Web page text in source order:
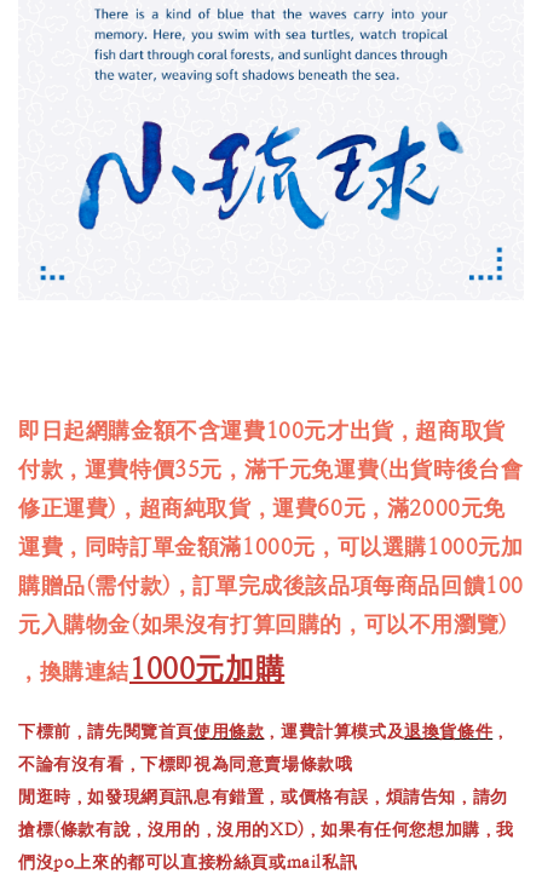
即日起網購金額不含運費100元才出貨，超商取貨
付款，運費特價35元，滿千元免運費(出貨時後台會
修正運費)，超商純取貨，運費60元，滿2000元免
運費，同時訂單金額滿1000元，可以選購1000元加
購贈品(需付款)，訂單完成後該品項每商品回饋100
元入購物金(如果沒有打算回購的，可以不用瀏覽)
，換購連結1000元加購
下標前，請先閱覽首頁使用條款 ，運費計算模式及退換貨條件 ，
不論有沒有看，下標即視為同意賣場條款哦
閒逛時，如發現網頁訊息有錯置，或價格有誤，煩請告知，請勿
搶標(條款有說，沒用的，沒用的XD)，如果有任何您想加購，我
們沒po上來的都可以直接粉絲頁或mail私訊